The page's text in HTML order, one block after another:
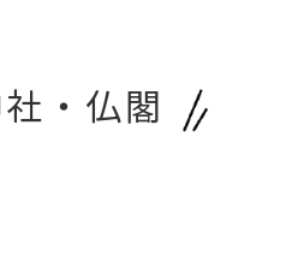
・仏閣